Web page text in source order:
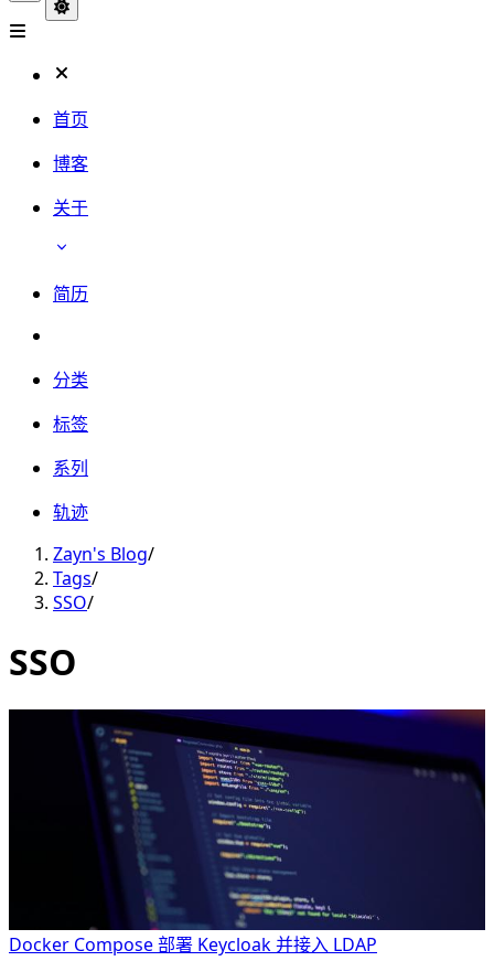
首页
博客
关于
简历
分类
标签
系列
轨迹
Zayn's Blog/
Tags/
SSO/
SSO
Docker Compose 部署 Keycloak 并接入 LDAP